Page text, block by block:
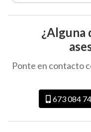
¿Alguna
Ponte en contacto
673 084